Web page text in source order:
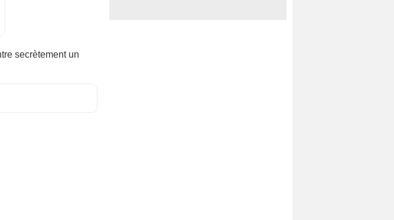
secrètement un